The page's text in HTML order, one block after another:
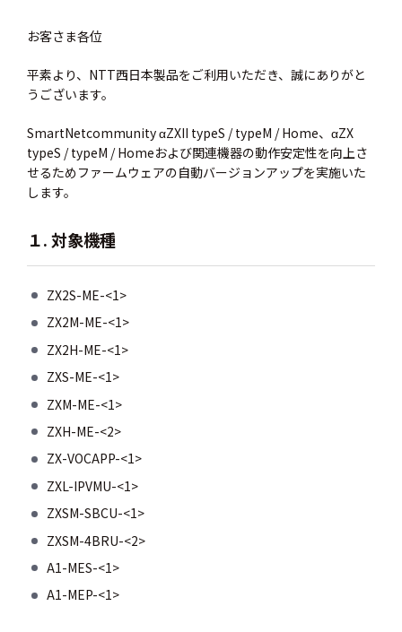
お客さま各位
平素より、NTT西日本製品をご利用いただき、誠にありがと
うございます。
SmartNetcommunity αZXII typeS / typeM / Home、αZX
typeS / typeM / Homeおよび関連機器の動作安定性を向上さ
せるためファームウェアの自動バージョンアップを実施いた
します。
１. 対象機種
ZX2S-ME-<1>
ZX2M-ME-<1>
ZX2H-ME-<1>
ZXS-ME-<1>
ZXM-ME-<1>
ZXH-ME-<2>
ZX-VOCAPP-<1>
ZXL-IPVMU-<1>
ZXSM-SBCU-<1>
ZXSM-4BRU-<2>
A1-MES-<1>
A1-MEP-<1>